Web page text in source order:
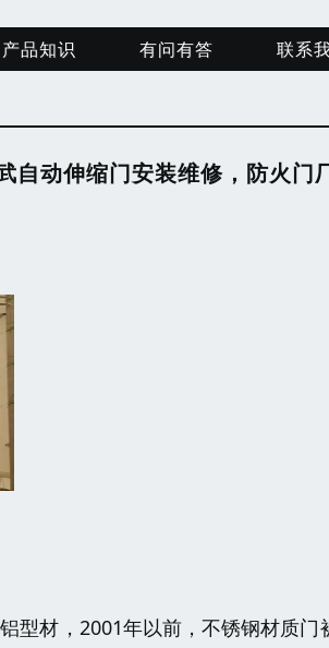
产品知识 有问有答 联系
自动伸缩门安装维修，防火门
型材，2001年以前，不锈钢材质门